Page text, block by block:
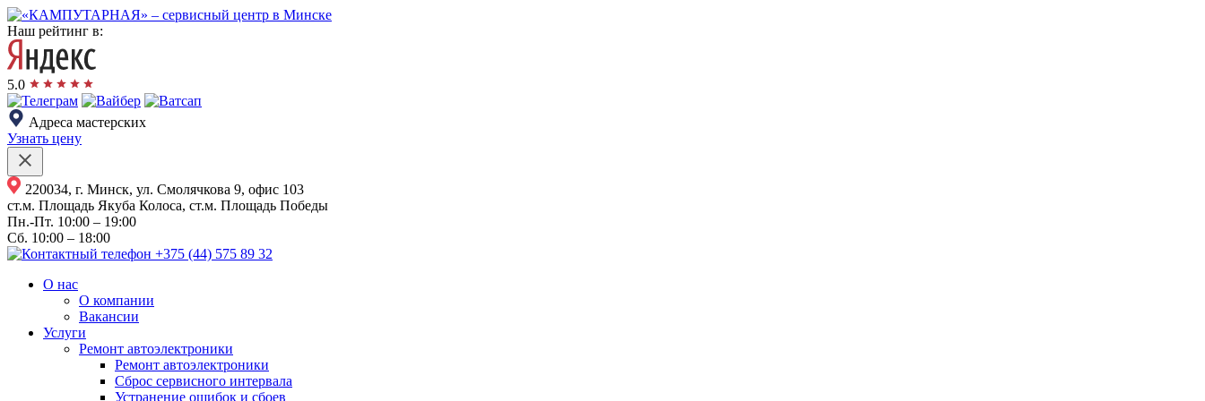
Наш рейтинг в:
5.0
Адреса мастерских
Узнать цену
220034, г. Минск, ул. Смолячкова 9, офис 103
ст.м. Площадь Якуба Колоса, ст.м. Площадь Победы
Пн.-Пт. 10:00 – 19:00
Сб. 10:00 – 18:00
+375 (44) 575 89 32
О нас
О компании
Вакансии
Услуги
Ремонт автоэлектроники
Ремонт автоэлектроники
Сброс сервисного интервала
Устранение ошибок и сбоев